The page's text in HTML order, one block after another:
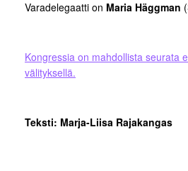
Varadelegaatti on Maria Häggman
Kongressia on mahdollista seurata
välityksellä.
Teksti: Marja-Liisa Rajakangas